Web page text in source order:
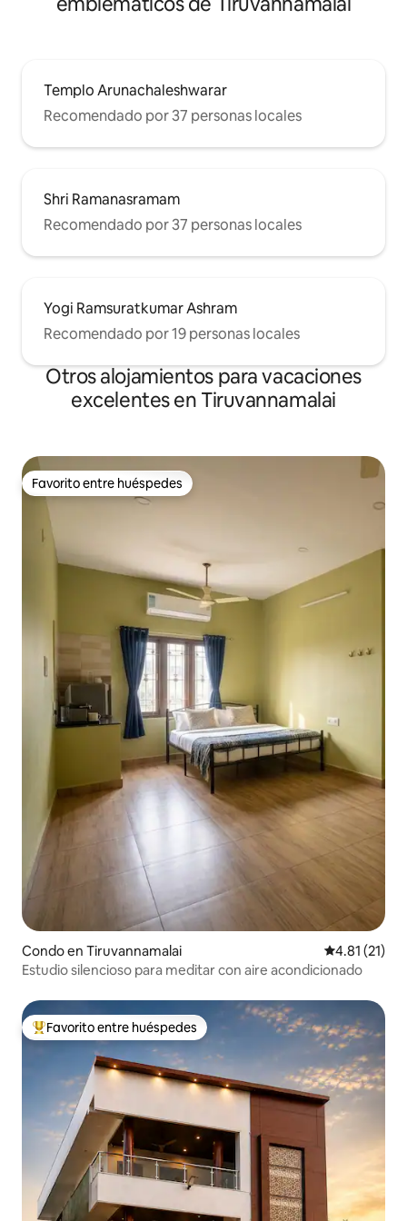
Templo Arunachaleshwarar
Recomendado por 37 personas locales
Shri Ramanasramam
Recomendado por 37 personas locales
Yogi Ramsuratkumar Ashram
Recomendado por 19 personas locales
Otros alojamientos para vacaciones
excelentes en Tiruvannamalai
Favorito entre huéspedes
Favorito entre huéspedes
Condo en Tiruvannamalai Calificación
4.81 (21)
Estudio silencioso para meditar con aire acondicionado
Favorito entre huéspedes preferido
Favorito entre huéspedes